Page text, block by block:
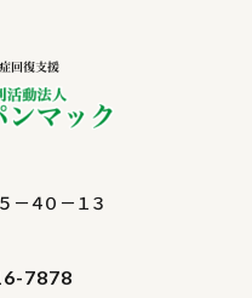
４０－１３
7878